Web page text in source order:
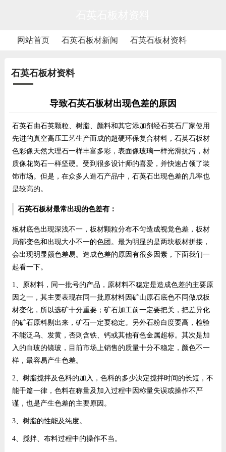
网站首页 石英石板材新闻 石英石板材资料
石英石板材资料
导致石英石板材出现色差的原因
石英石由石英颗粒、树脂、颜料和其它添加剂经石英石厂家使用
先进的真空高压工艺生产而成的超硬环保复合材料， 石英石板材
色彩像天然大理石一样丰富多彩，表面像玻璃一样光滑抗污，材
质像花岗石一样坚硬。受到很多设计师的喜爱，并快速占领了装
饰市场。但是，在众多人造石产品中，石英石出现色差的几率也
是较高的。
石英石板材最常出现的色差有：
板材底色出现深浅不一，板材颗粒分布不匀造成视觉色差，板材
局部变色和出现大小不一的色团。最为明显的是两块板材拼接，
会出现明显颜色差易。造成色差的原因有很多因素，下面我们一
起看一下。
1、原材料，同一批号的产品，原材料不稳定是造成色差的主要原
因之一，其主要表现在同一批原材料因矿山原石底色不同做成板
材变化，所以选矿十分重要；矿石加工前一定要把关，把差异化
的矿石原料剔出来，矿石一定要稳定。另外石粉白度要高，检验
不能泛乌、发黄，否则含铁、钙或其他有色金属超标。其次是加
入的白玻的镜玻，目前市场上销售的质量十分不稳定，颜色不一
样，最容易产生色差。
2、树脂搅拌及色料的加入，色料的多少决定搅拌时间的长短，不
能千篇一律，色料在称量及加入过程中因称量失误或操作不严
谨，也是产生色差的主要原因。
3、树脂的性能及纯度。
4、搅拌、布料过程中的操作不当。